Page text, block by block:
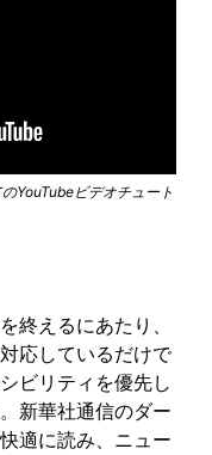
YouTubeビデオチュート
終えるにあたり、
応しているだけで
ビリティを優先し
新華社通信のダー
適に読み、ニュー